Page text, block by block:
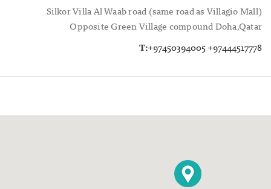
Silkor Villa Al Waab road (same road as Villagio Mall)
Opposite Green Village compound Doha,Qatar
T:+97450394005 +97444517778